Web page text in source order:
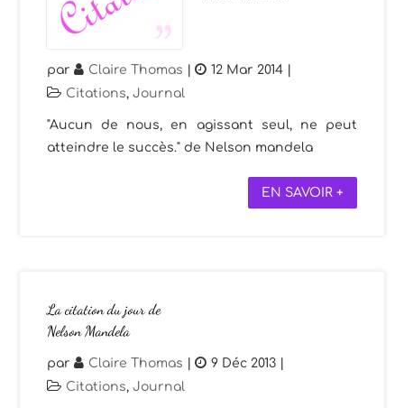
par Claire Thomas | 12 Mar 2014 |
Citations,Journal
"Aucun de nous, en agissant seul, ne peut
atteindre le succès." de Nelson mandela
EN SAVOIR +
La citation du jour de
Nelson Mandela
par Claire Thomas | 9 Déc 2013 |
Citations,Journal